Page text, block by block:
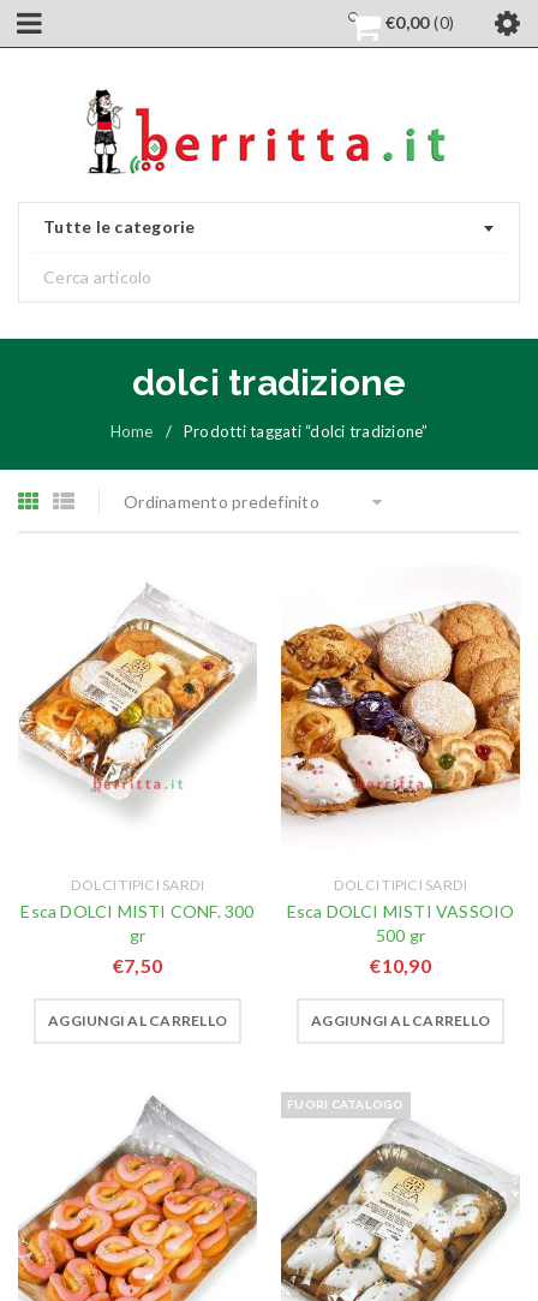
€0,00 0
Tutte le categorie
dolci tradizione
Home / Prodotti taggati “dolci tradizione”
Ordinamento predefinito
DOLCI TIPICI SARDI
Esca DOLCI MISTI CONF. 300
gr
€7,50
AGGIUNGI AL CARRELLO
DOLCI TIPICI SARDI
Esca DOLCI MISTI VASSOIO
500 gr
€10,90
AGGIUNGI AL CARRELLO
FUORI CATALOGO